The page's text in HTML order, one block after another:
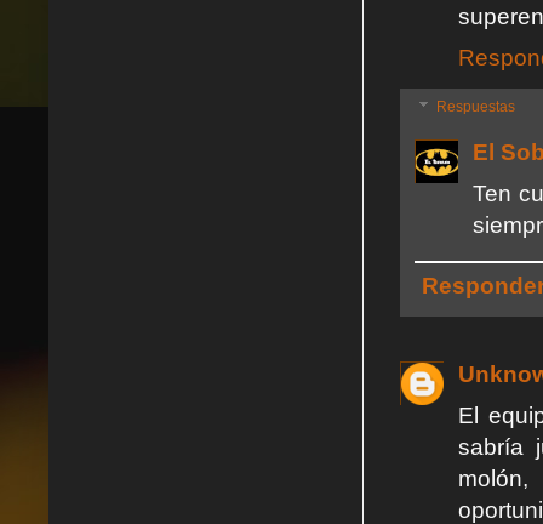
Respuestas
El
Ten
El
sabría